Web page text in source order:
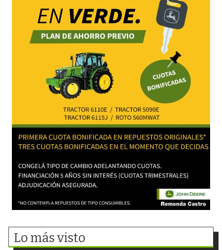
Lo más visto